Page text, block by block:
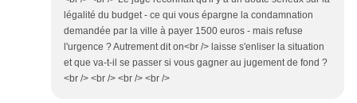
légalité du budget - ce qui vous épargne la condamnation
demandée par la ville à payer 1500 euros - mais refuse
l'urgence ? Autrement dit on<br /> laisse s'enliser la situation
et que va-t-il se passer si vous gagner au jugement de fond ?
<br /> <br /> <br /> <br />